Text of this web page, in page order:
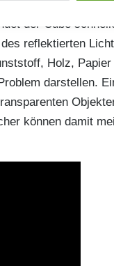
der Cube
reflektierten
Holz, Papier
darstellen.
können damit